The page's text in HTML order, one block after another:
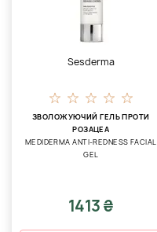
Sesderma
ЗВОЛОЖУЮЧИЙ ГЕЛЬ ПРОТИ
РОЗАЦЕА
MEDIDERMA ANTI-REDNESS FACIAL
GEL
1413 ₴